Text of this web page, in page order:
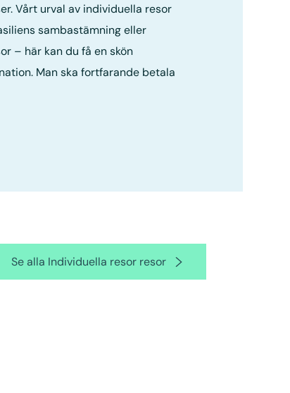
Vårt urval av individuella resor
sambastämning eller
– här kan du få en skön
Man ska fortfarande betala
Se alla Individuella resor resor